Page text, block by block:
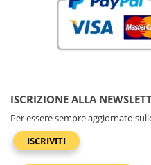
ISCRIZIONE ALLA
Per essere sempre aggiornato
ISCRIVITI